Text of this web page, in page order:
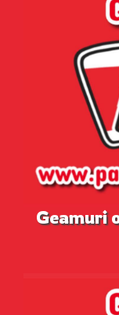
Geamuri